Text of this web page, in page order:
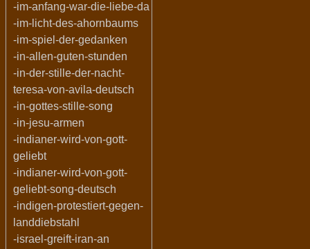
-im-anfang-war-die-liebe-da
-im-licht-des-ahornbaums
-im-spiel-der-gedanken
-in-allen-guten-stunden
-in-der-stille-der-nacht-
teresa-von-avila-deutsch
-in-gottes-stille-song
-in-jesu-armen
-indianer-wird-von-gott-
geliebt
-indianer-wird-von-gott-
geliebt-song-deutsch
-indigen-protestiert-gegen-
landdiebstahl
-israel-greift-iran-an